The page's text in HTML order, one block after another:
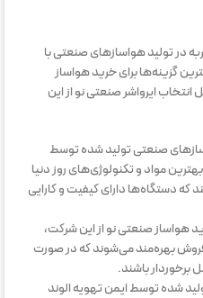
در تولید هواسازهای صنعتی با
گزینه‌ها برای خرید هواساز
ایرواشر صنعتی نو از این
صنعتی تولید شده توسط
مواد و تکنولوژی‌های روز دنیا
دستگاه‌ها دارای کیفیت و کارایی
هواساز صنعتی نو از این شرکت،
بهره‌مند می‌شوند که در صورت
برخوردار باشند.
شده توسط ایمن تهویه الوند